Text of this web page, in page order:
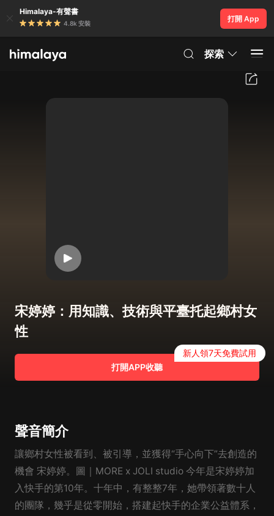
Himalaya-有聲書
4.8k 安裝
打開 App
探索
宋婷婷：用知識、技術與平臺托起鄉村女
性
打開APP收聽
新人領7天免費試用
聲音簡介
讓鄉村女性被看到、被引導，並獲得“手心向下”去創造的
機會 宋婷婷。圖｜MORE x JOLI studio 今年是宋婷婷加
入快手的第10年。十年中，有整整7年，她帶領著數十人
的團隊，幾乎是從零開始，搭建起快手的企業公益體系，